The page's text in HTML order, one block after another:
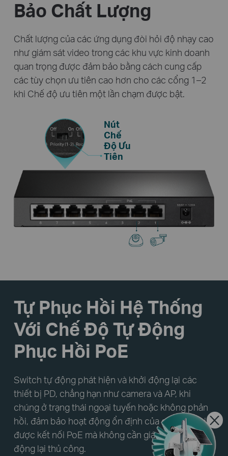
Nút
Chế
Độ Ưu
Tiên
Bảo Chất Lượng
Chất lượng của các ứng dụng đòi hỏi độ nhạy cao
như giám sát video trong các khu vực kinh doanh
quan trọng được đảm bảo bằng cách cung cấp
các tùy chọn ưu tiên cao hơn cho các cổng 1–2
khi Chế độ ưu tiên một lần chạm được bật.
Tự Phục Hồi Hệ Thống
Với Chế Độ Tự Động
Phục Hồi PoE
Switch tự động phát hiện và khởi động lại các
thiết bị PD, chẳng hạn như camera và AP, khi
chúng ở trạng thái ngoại tuyến hoặc không phản
hồi, đảm bảo hoạt động ổn định của các thiết bị
được kết nối PoE mà không cần giám sát và khởi
động lại thủ công.